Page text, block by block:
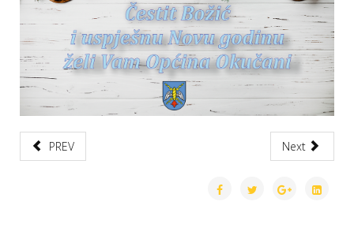
PREV Next